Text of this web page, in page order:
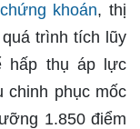
khoán, thị
trình tích lũy
hấp thụ áp lực
phục mốc
1.850 điểm